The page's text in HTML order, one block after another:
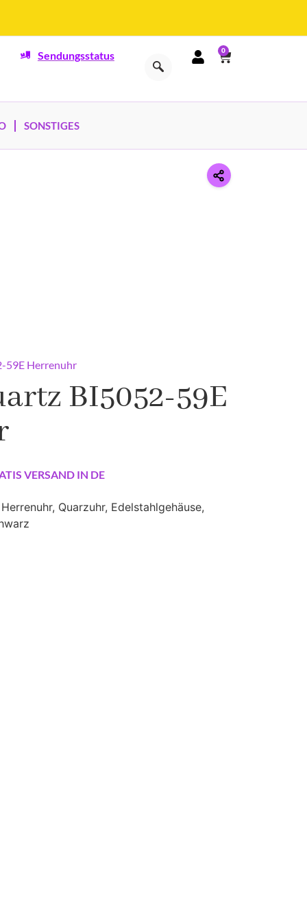
Sendungsstatus 0
SONSTIGES
59E Herrenuhr
BI5052-59E
VERSAND IN DE
Quarzuhr, Edelstahlgehäuse,